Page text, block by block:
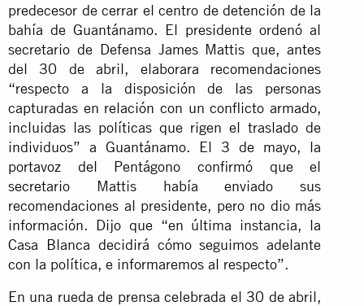
predecesor de cerrar el centro de detención de la
bahía de Guantánamo. El presidente ordenó al
secretario de Defensa James Mattis que, antes
del 30 de abril, elaborara recomendaciones
“respecto a la disposición de las personas
capturadas en relación con un conflicto armado,
incluidas las políticas que rigen el traslado de
individuos” a Guantánamo. El 3 de mayo, la
portavoz del Pentágono confirmó que el
secretario Mattis había enviado sus
recomendaciones al presidente, pero no dio más
información. Dijo que “en última instancia, la
Casa Blanca decidirá cómo seguimos adelante
con la política, e informaremos al respecto”.
En una rueda de prensa celebrada el 30 de abril,